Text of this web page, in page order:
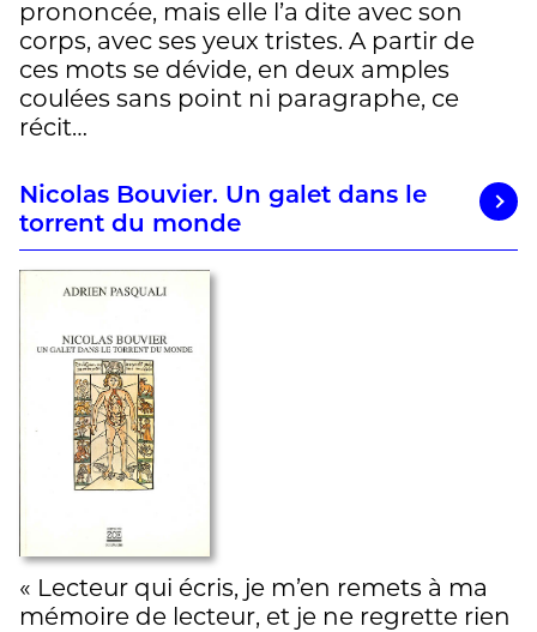
prononcée, mais elle l’a dite avec son
corps, avec ses yeux tristes. A partir de
ces mots se dévide, en deux amples
coulées sans point ni paragraphe, ce
récit…
Nicolas Bouvier. Un galet dans le
torrent du monde
« Lecteur qui écris, je m’en remets à ma
mémoire de lecteur, et je ne regrette rien